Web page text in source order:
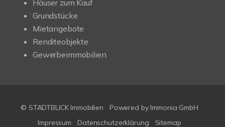
Häuser zum Kauf
Grundstücke
Mietangebote
Renditeobjekte
Gewerbeimmobilien
© STADTBLICK Immobilien Powered by Immonia GmbH
Impressum
Datenschutzerklärung
Sitemap